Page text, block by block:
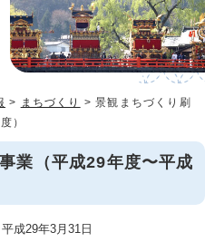
> まちづくり
> 景観まちづくり刷
）
業（平成29年度〜平成
29年3月31日